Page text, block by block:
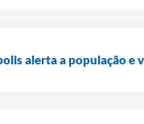
alerta a população